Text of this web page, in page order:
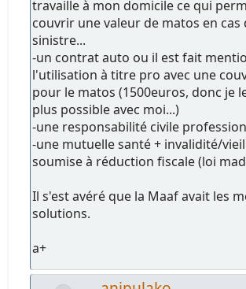
travaille à mon domicile ce qui
couvrir une valeur de matos en cas
sinistre...
-un contrat auto ou il est fait
l'utilisation à titre pro avec une
pour le matos (1500euros, donc je
plus possible avec moi...)
-une responsabilité civile
-une mutuelle santé + invalidité/
soumise à réduction fiscale (loi
Il s'est avéré que la Maaf avait les
solutions.
a+